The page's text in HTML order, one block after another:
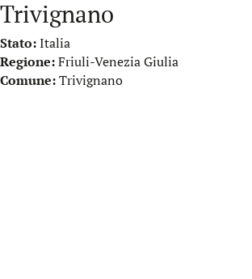
Trivignano
Stato:Italia
Regione:Friuli-Venezia Giulia
Comune:Trivignano